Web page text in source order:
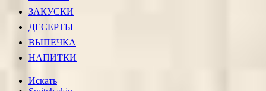
ЗАКУСКИ
ДЕСЕРТЫ
ВЫПЕЧКА
НАПИТКИ
Искать